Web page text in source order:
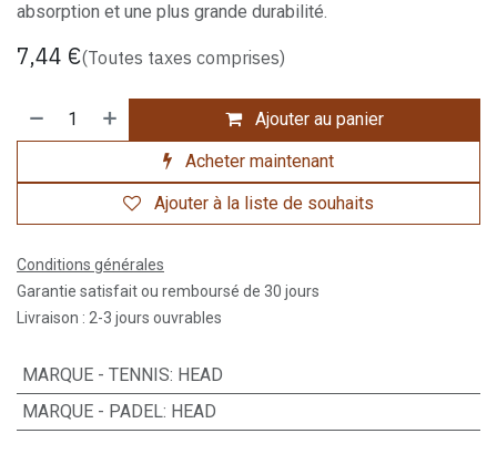
absorption et une plus grande durabilité.
7,44 €(Toutes taxes comprises)
Ajouter au panier
Acheter maintenant
Ajouter à la liste de souhaits
Conditions générales
Garantie satisfait ou remboursé de 30 jours
Livraison : 2-3 jours ouvrables
MARQUE - TENNIS: HEAD
MARQUE - PADEL: HEAD